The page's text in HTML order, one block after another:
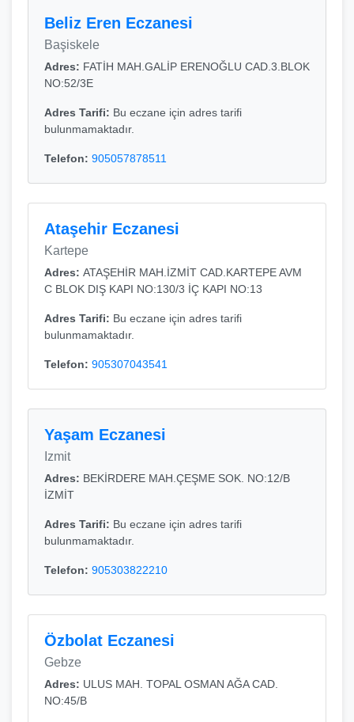
Beliz Eren Eczanesi
Başiskele
Adres: FATİH MAH.GALİP ERENOĞLU CAD.3.BLOK
NO:52/3E
Adres Tarifi: Bu eczane için adres tarifi
bulunmamaktadır.
Telefon: 905057878511
Ataşehir Eczanesi
Kartepe
Adres: ATAŞEHİR MAH.İZMİT CAD.KARTEPE AVM
C BLOK DIŞ KAPI NO:130/3 İÇ KAPI NO:13
Adres Tarifi: Bu eczane için adres tarifi
bulunmamaktadır.
Telefon: 905307043541
Yaşam Eczanesi
Izmit
Adres: BEKİRDERE MAH.ÇEŞME SOK. NO:12/B
İZMİT
Adres Tarifi: Bu eczane için adres tarifi
bulunmamaktadır.
Telefon: 905303822210
Özbolat Eczanesi
Gebze
Adres: ULUS MAH. TOPAL OSMAN AĞA CAD.
NO:45/B